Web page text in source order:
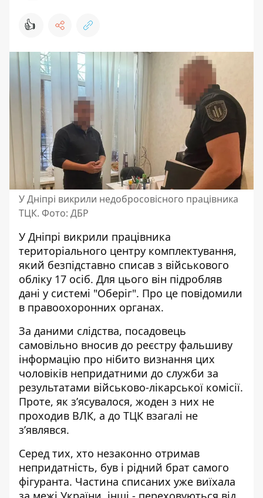
👍
У Дніпрі викрили недобросовісного працівника
ТЦК. Фото: ДБР
У Дніпрі викрили працівника
територіального центру комплектування,
який безпідставно списав з військового
обліку 17 осіб. Для цього він підробляв
дані у системі "Оберіг". Про це повідомили
в правоохоронних органах.
За даними слідства, посадовець
самовільно вносив до реєстру фальшиву
інформацію про нібито визнання цих
чоловіків непридатними до служби за
результатами військово-лікарської комісії.
Проте, як з’ясувалося, жоден з них не
проходив ВЛК, а до ТЦК взагалі не
з’являвся.
Серед тих, хто незаконно отримав
непридатність, був і рідний брат самого
фігуранта. Частина списаних уже виїхала